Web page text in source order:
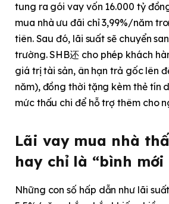
tung ra gói vay vốn 16.000 tỷ
mua nhà ưu đãi chỉ 3,99%/năm
tiên. Sau đó, lãi suất sẽ chuyển
trường. SHB还 cho phép khách
giá trị tài sản, ân hạn trả gốc lên
năm), đồng thời tặng kèm thẻ tín
mức thấu chi để hỗ trợ thêm cho
Lãi vay mua nhà
hay chỉ là “bình mới
Những con số hấp dẫn như lãi